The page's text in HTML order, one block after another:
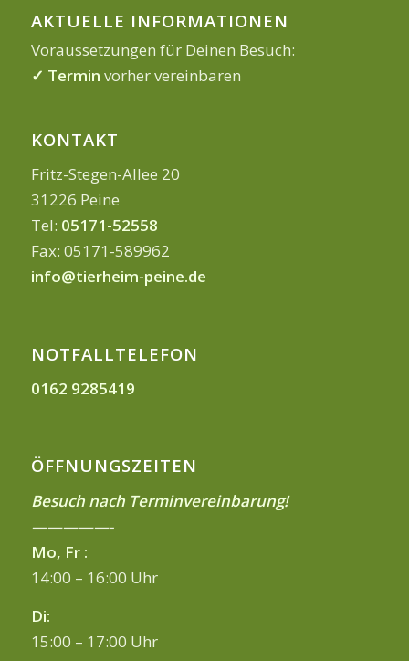
AKTUELLE INFORMATIONEN
Voraussetzungen für Deinen Besuch:
✓ Termin vorher vereinbaren
KONTAKT
Fritz-Stegen-Allee 20
31226 Peine
Tel: 05171-52558
Fax: 05171-589962
info@tierheim-peine.de
NOTFALLTELEFON
0162 9285419
ÖFFNUNGSZEITEN
Besuch nach Terminvereinbarung!
—————-
Mo, Fr :
14:00 – 16:00 Uhr
Di:
15:00 – 17:00 Uhr